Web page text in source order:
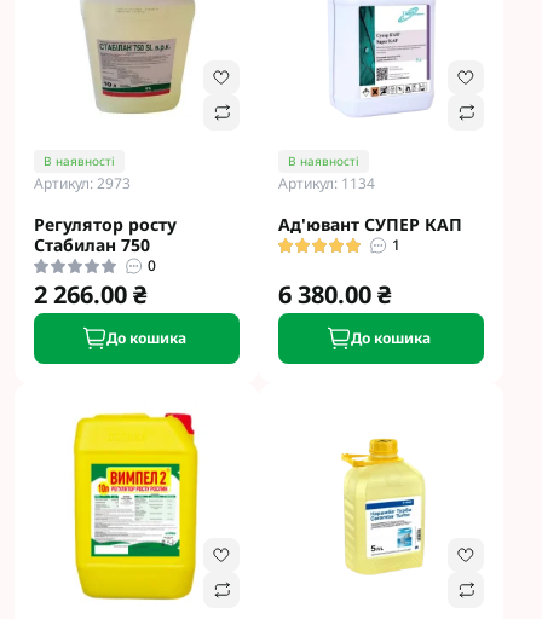
В наявності
Артикул: 2973
Регулятор росту
Стабилан 750
0
2 266.00 ₴
До кошика
В наявності
Артикул: 1134
Ад'ювант СУПЕР КАП
1
6 380.00 ₴
До кошика